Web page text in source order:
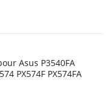
Asus P3540FA
PX574F PX574FA